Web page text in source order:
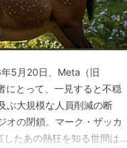
5月20日、Meta（旧
にとって、一見すると不穏
ぶ大規模な人員削減の断
オの閉鎖。マーク・ザッカ
たあの熱狂を知る世間は、